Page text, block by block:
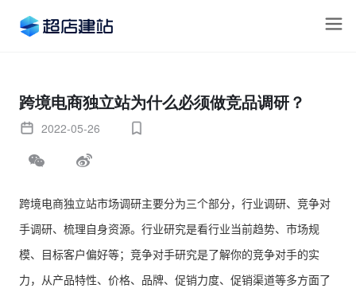
跨境电商独立站为什么必须做竞品调研？
2022-05-26
跨境电商独立站市场调研主要分为三个部分，行业调研、竞争对
手调研、梳理自身资源。行业研究是看行业当前趋势、市场规
模、目标客户偏好等；竞争对手研究是了解你的竞争对手的实
力，从产品特性、价格、品牌、促销力度、促销渠道等多方面了